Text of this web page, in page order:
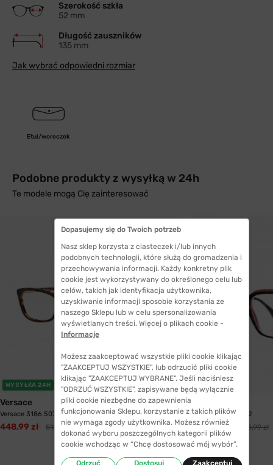
Szerokość szkła
52 mm
Długość zauszników
135 mm
Jak wybrać odpowiedni rozmiar
Etui/woreczek
Podobne produkty z wysyłką w 24h
Te modele mogą Cię zainteresować
WYSYŁKA 24H
Versace
Versace 3186 5077 54
448,99 zł 518,99 zł
WYSYŁKA 24H
Fendi 0279 086 52
436,99 zł 588,99 zł
Dopasujemy się do Twoich potrzeb
Nasz sklep korzysta z ciasteczek i/lub innych
podobnych technologii, które służą do gromadzenia i
przechowywania informacji. Każdy konkretny plik
cookie jest wykorzystywany do określonego celu lub
celów, takich jak identyfikacja użytkownika,
uzyskiwanie informacji sposobie korzystania ze
naszego Sklepu lub w celu spersonalizowania
wyświetlanych treści. Więcej o plikach cookie -
Informacje
Możesz zaakceptować wszystkie pliki cookie klikając
"ZAAKCEPTUJ WSZYSTKIE", lub odrzucić pliki cookie
klikając "ZAAKCEPTUJ WYBRANE". Jeśli naciśniesz
"ODRZUĆ WSZYSTKIE", zapisywane będą wyłącznie
pliki cookie niezbędne do zapewnienia
funkcjonowania Sklepu, korzystanie z takich plików
nie wymaga zgody użytkownika. Możesz również
dokonać wyboru poszczególnych kategorii plików
cookie wchodząc w “Chcę dostosować mój wybór”.
Odrzuć
Dostosuj
Zaakceptuj